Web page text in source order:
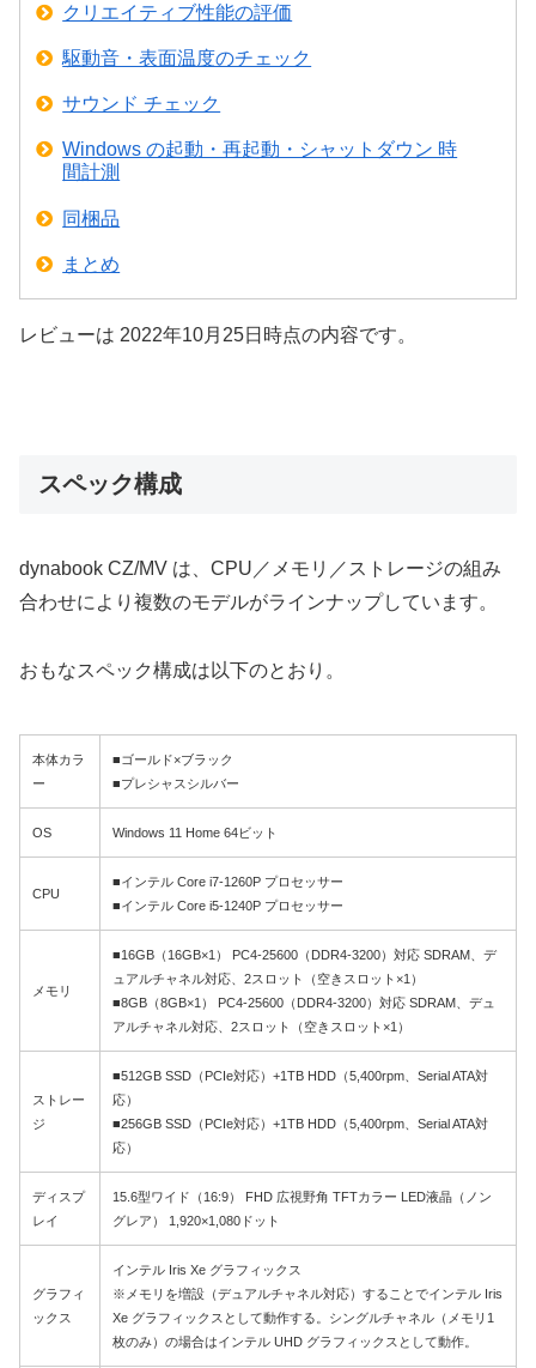
クリエイティブ性能の評価
駆動音・表面温度のチェック
サウンド チェック
Windows の起動・再起動・シャットダウン 時
間計測
同梱品
まとめ
レビューは 2022年10月25日時点の内容です。
スペック構成
dynabook CZ/MV は、CPU／メモリ／ストレージの組み
合わせにより複数のモデルがラインナップしています。
おもなスペック構成は以下のとおり。
本体カラ
ー
■ゴールド×ブラック
■プレシャスシルバー
OS Windows 11 Home 64ビット
CPU
■インテル Core i7-1260P プロセッサー
■インテル Core i5-1240P プロセッサー
メモリ
■16GB（16GB×1） PC4-25600（DDR4-3200）対応 SDRAM、デ
ュアルチャネル対応、2スロット（空きスロット×1）
■8GB（8GB×1） PC4-25600（DDR4-3200）対応 SDRAM、デュ
アルチャネル対応、2スロット（空きスロット×1）
ストレー
ジ
■512GB SSD（PCIe対応）+1TB HDD（5,400rpm、Serial ATA対
応）
■256GB SSD（PCIe対応）+1TB HDD（5,400rpm、Serial ATA対
応）
ディスプ
レイ
15.6型ワイド（16:9） FHD 広視野角 TFTカラー LED液晶（ノン
グレア） 1,920×1,080ドット
グラフィ
ックス
インテル Iris Xe グラフィックス
※メモリを増設（デュアルチャネル対応）することでインテル Iris
Xe グラフィックスとして動作する。シングルチャネル（メモリ1
枚のみ）の場合はインテル UHD グラフィックスとして動作。